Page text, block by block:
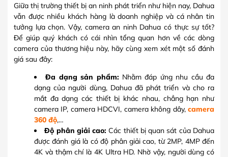
Giữa thị trường thiết bị an ninh phát triển như hiện nay, Dahua
vẫn được nhiều khách hàng là doanh nghiệp và cá nhân tin
tưởng lựa chọn. Vậy, camera an ninh Dahua có thực sự tốt?
Để giúp quý khách có cái nhìn tổng quan hơn về các dòng
camera của thương hiệu này, hãy cùng xem xét một số đánh
giá sau đây:
Đa dạng sản phẩm: Nhằm đáp ứng nhu cầu đa
dạng của người dùng, Dahua đã phát triển và cho ra
mắt đa dạng các thiết bị khác nhau, chẳng hạn như
camera IP, camera HDCVI, camera không dây, camera
360 độ,…
Độ phân giải cao: Các thiết bị quan sát của Dahua
được đánh giá là có độ phân giải cao, từ 2MP, 4MP đến
4K và thậm chí là 4K Ultra HD. Nhờ vậy, người dùng có